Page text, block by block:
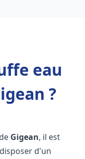
eau
?
Gigean, il est
d'un